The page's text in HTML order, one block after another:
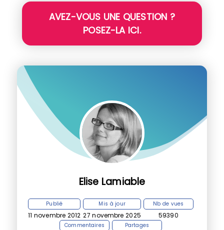
AVEZ-VOUS UNE QUESTION ?
POSEZ-LA ICI.
Elise Lamiable
Publié
11 novembre 2012
Mis à jour
27 novembre 2025
Nb de vues
59390
Commentaires Partages